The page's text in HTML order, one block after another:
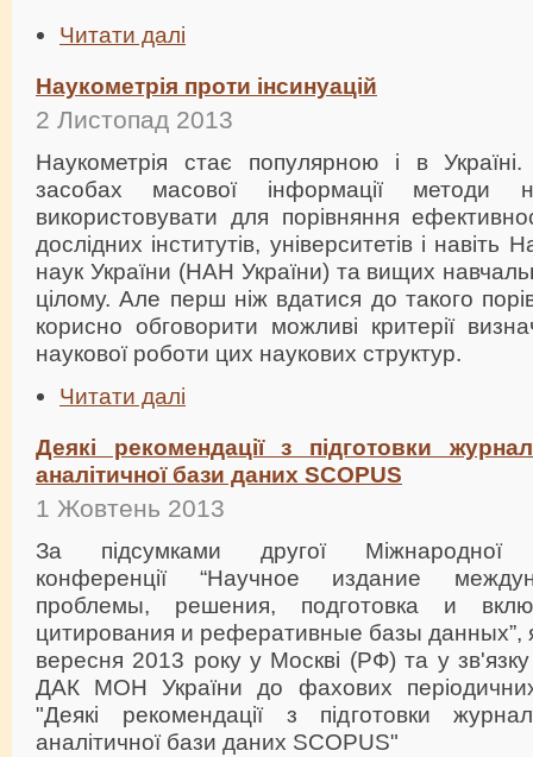
Читати далі
Наукометрія проти інсинуацій
2 Листопад 2013
Наукометрія стає популярною і в
засобах масової інформації методи
використовувати для порівняння
дослідних інститутів, університетів і навіть
наук України (НАН України) та вищих
цілому. Але перш ніж вдатися до такого
корисно обговорити можливі критерії
наукової роботи цих наукових структур.
Читати далі
Деякі рекомендації з підготовки
аналітичної бази даних SCOPUS
1 Жовтень 2013
За підсумками другої Міжнародної
конференції “Научное издание
проблемы, решения, подготовка и
цитирования и реферативные базы данных”,
вересня 2013 року у Москві (РФ) та у
ДАК МОН України до фахових
"Деякі рекомендації з підготовки
аналітичної бази даних SCOPUS"